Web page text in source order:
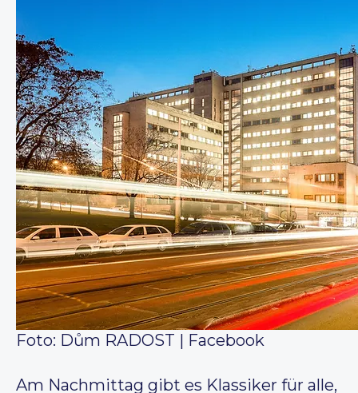
Foto: Dům RADOST | Facebook
Am Nachmittag gibt es Klassiker für alle,